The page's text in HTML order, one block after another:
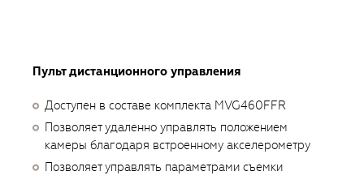
Пульт дистанционного управления
Доступен в составе комплекта MVG460FFR
Позволяет удаленно управлять положением
камеры благодаря встроенному акселерометру
Позволяет управлять параметрами съемки